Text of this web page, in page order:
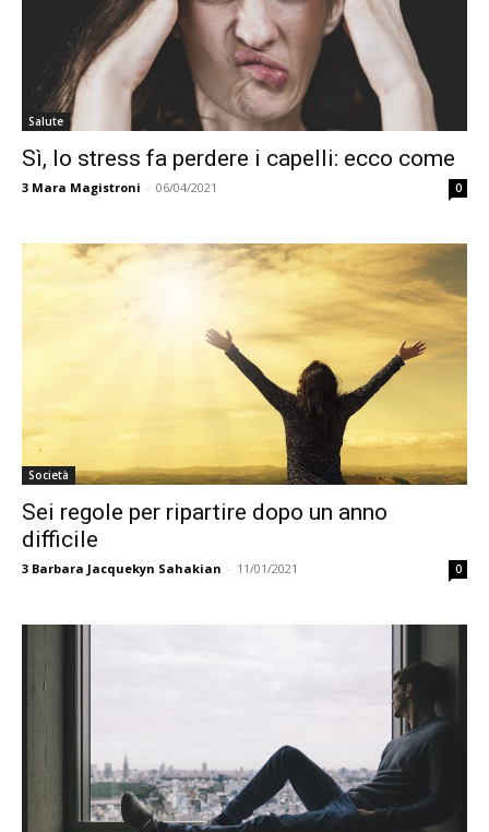
Salute
Sì, lo stress fa perdere i capelli: ecco come
3 Mara Magistroni - 06/04/2021 0
Società
Sei regole per ripartire dopo un anno
difficile
3 Barbara Jacquekyn Sahakian - 11/01/2021 0